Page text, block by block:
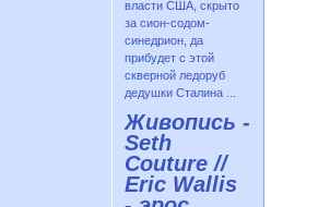
власти США, скрыто
за сион-содом-
синедрион, да
прибудет с этой
скверной ледоруб
дедушки Сталина ...
Живопись -
Seth
Couture //
Eric Wallis